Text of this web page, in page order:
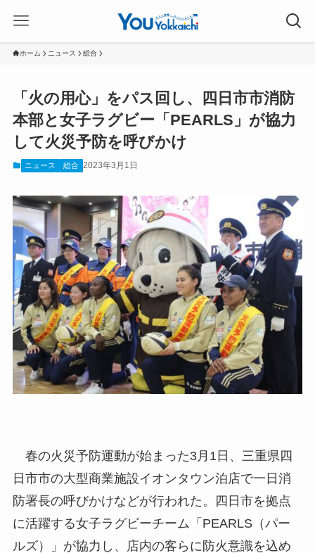
ホーム ニュース 総合
「火の用心」をパス回し、四日市市消防
本部と女子ラグビー「PEARLS」が協力
して火災予防を呼びかけ
ニュース 総合 2023年3月1日
春の火災予防運動が始まった3月1日、三重県四
日市市の大型商業施設イオンタウン泊店で一日消
防署長の呼びかけなどが行われた。四日市を拠点
に活躍する女子ラグビーチーム「PEARLS（パー
ルズ）」が協力し、店内の客らに防火意識を込め